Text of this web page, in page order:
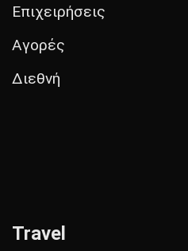
Επιχειρήσεις
Αγορές
Διεθνή
Travel